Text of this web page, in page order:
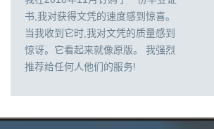
书,我对获得文凭的速度感到惊喜。
当我收到它时,我对文凭的质量感到
惊讶。它看起来就像原版。 我强烈
推荐给任何人他们的服务!